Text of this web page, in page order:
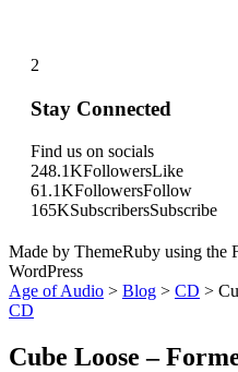
2
Stay Connected
Find us on socials
248.1KFollowersLike
61.1KFollowersFollow
165KSubscribersSubscribe
Made by ThemeRuby using the
WordPress
Age of Audio > Blog > CD >
CD
Cube Loose –